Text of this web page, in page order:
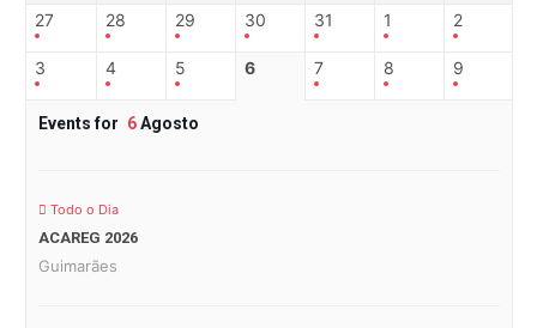
27 28 29 30 31 1 2
3 4 5 6 7 8 9
Events for 6Agosto
Todo o Dia
ACAREG 2026
Guimarães